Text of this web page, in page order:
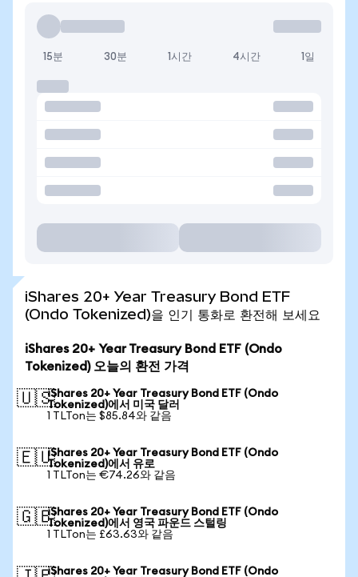
15분 30분 1시간 4시간 1일
iShares 20+ Year Treasury Bond ETF
(Ondo Tokenized)을 인기 통화로 환전해 보세요
iShares 20+ Year Treasury Bond ETF (Ondo
Tokenized) 오늘의 환전 가격
🇺🇸iShares 20+ Year Treasury Bond ETF (Ondo
Tokenized)에서 미국 달러
1 TLTon는 $85.84와 같음
🇪🇺iShares 20+ Year Treasury Bond ETF (Ondo
Tokenized)에서 유로
1 TLTon는 €74.26와 같음
🇬🇧iShares 20+ Year Treasury Bond ETF (Ondo
Tokenized)에서 영국 파운드 스털링
1 TLTon는 £63.63와 같음
iShares 20+ Year Treasury Bond ETF (Ondo